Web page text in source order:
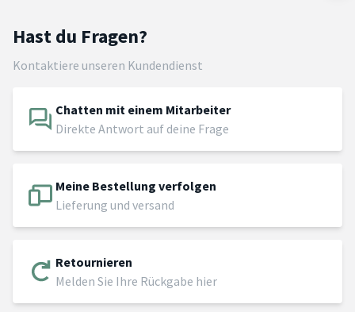
Hast du Fragen?
Kontaktiere unseren Kundendienst
Chatten mit einem Mitarbeiter
Direkte Antwort auf deine Frage
Meine Bestellung verfolgen
Lieferung und versand
Retournieren
Melden Sie Ihre Rückgabe hier